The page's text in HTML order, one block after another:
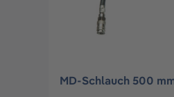
MD-Schlauch 500